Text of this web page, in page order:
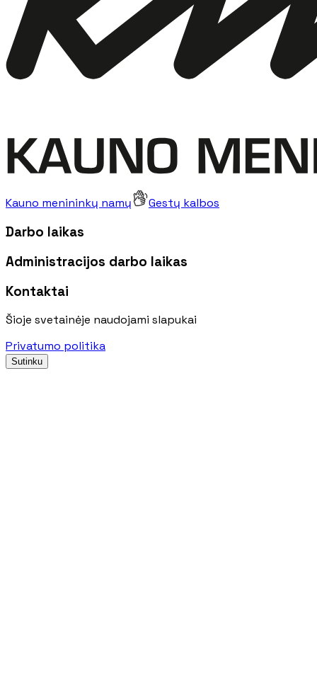
Kauno menininkų namų Gestų kalbos
Darbo laikas
Administracijos darbo laikas
Kontaktai
Šioje svetainėje naudojami slapukai
Privatumo politika
Sutinku